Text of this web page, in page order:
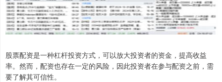
股票配资是一种杠杆投资方式，可以放大投资者的资金，提高收益
率。然而，配资也存在一定的风险，因此投资者在参与配资之前，需
要了解其可信性。